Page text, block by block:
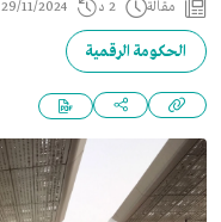
مقالة 2 د 29/11/2024
الحكومة الرقمية